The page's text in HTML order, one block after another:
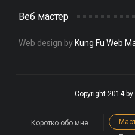
Веб мастер
Web design by Kung Fu Web
Copyright 2014
Коротко обо мне